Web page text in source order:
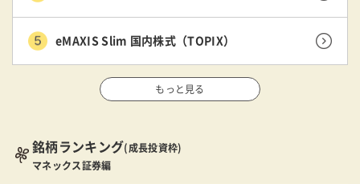
eMAXIS Slim 国内株式（TOPIX）
もっと見る
銘柄ランキング(成長投資枠)
マネックス証券編